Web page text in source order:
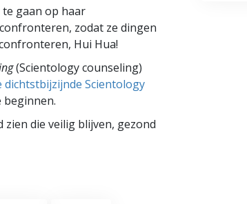
Taakstellingen en Doelen
gaan op haar
zodat ze dingen
Hui Hua!
(Scientology counseling)
dichtstbijzijnde Scientology
zien die veilig blijven, gezond